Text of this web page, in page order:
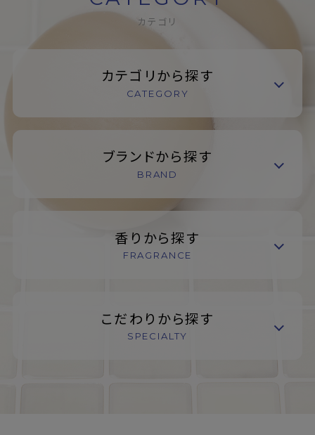
カテゴリ
カテゴリから探す
CATEGORY
ブランドから探す
BRAND
香りから探す
FRAGRANCE
こだわりから探す
SPECIALTY